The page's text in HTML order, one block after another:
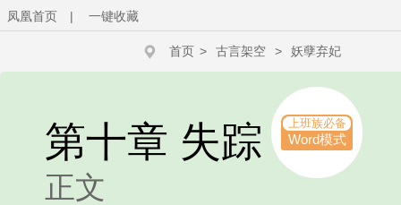
凤凰首页 | 一键收藏
首页 > 古言架空 > 妖孽弃妃
第十章 失踪 上班族必备
Word模式
正文